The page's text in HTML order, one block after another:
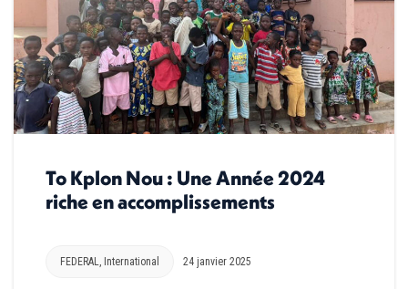
To Kplon Nou : Une Année 2024
riche en accomplissements
FEDERAL, International 24 janvier 2025